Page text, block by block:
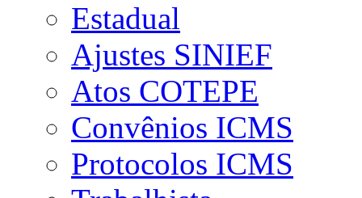
Estadual
Ajustes SINIEF
Atos COTEPE
Convênios ICMS
Protocolos ICMS